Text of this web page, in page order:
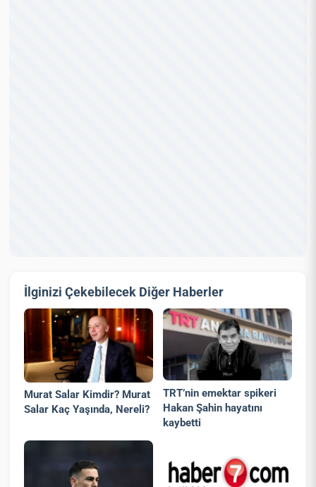
İlginizi Çekebilecek Diğer Haberler
Murat Salar Kimdir? Murat
Salar Kaç Yaşında, Nereli?
TRT’nin emektar spikeri
Hakan Şahin hayatını
kaybetti